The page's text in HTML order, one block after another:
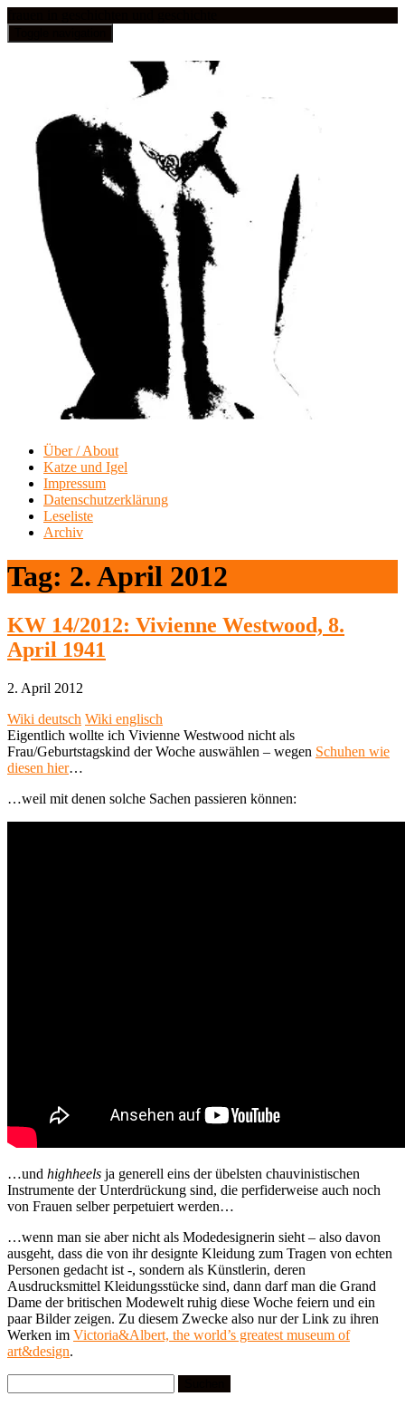
Über / About
Katze und Igel
Impressum
Datenschutzerklärung
Leseliste
Archiv
Tag: 2. April 2012
KW 14/2012: Vivienne Westwood, 8.
April 1941
2. April 2012
Wiki deutsch Wiki englisch
Eigentlich wollte ich Vivienne Westwood nicht als
Frau/Geburtstagskind der Woche auswählen – wegen Schuhen wie
diesen hier…
…weil mit denen solche Sachen passieren können:
…und highheels ja generell eins der übelsten chauvinistischen
Instrumente der Unterdrückung sind, die perfiderweise auch noch
von Frauen selber perpetuiert werden…
…wenn man sie aber nicht als Modedesignerin sieht – also davon
ausgeht, dass die von ihr designte Kleidung zum Tragen von echten
Personen gedacht ist -, sondern als Künstlerin, deren
Ausdrucksmittel Kleidungsstücke sind, dann darf man die Grand
Dame der britischen Modewelt ruhig diese Woche feiern und ein
paar Bilder zeigen. Zu diesem Zwecke also nur der Link zu ihren
Werken im Victoria&Albert, the world’s greatest museum of
art&design.
nach: